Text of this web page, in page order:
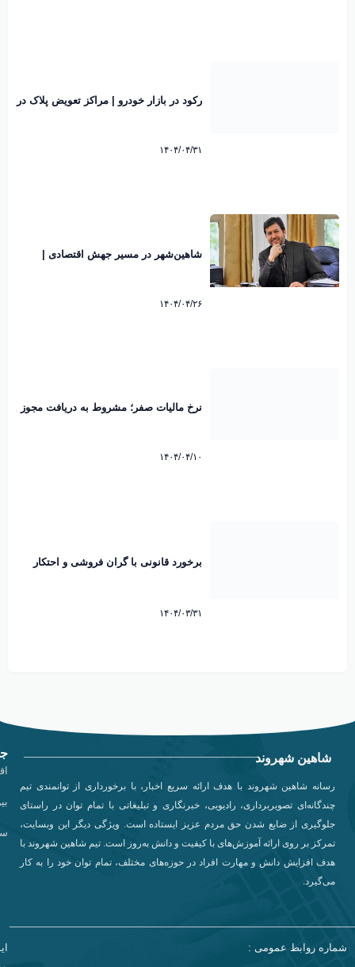
رکود در بازار خودرو | مراکز تعویض پلاک در
۱۴۰۴/۰۴/۳۱
شاهین‌شهر در مسیر جهش اقتصادی |
۱۴۰۴/۰۴/۲۶
نرخ مالیات صفر؛ مشروط به دریافت مجوز
۱۴۰۴/۰۴/۱۰
برخورد قانونی با گران‌ فروشی و احتکار
۱۴۰۴/۰۳/۳۱
شاهین شهروند
رسانه شاهین شهروند با هدف ارائه سریع اخبار، با برخورداری از توانمندی تیم
چندگانه‌ای تصویربرداری، رادیویی، خبرنگاری و تبلیغاتی با تمام توان در راستای
جلوگیری از ضایع شدن حق مردم عزیز ایستاده است. ویژگی دیگر این وبسایت،
تمرکز بر روی ارائه آموزش‌های با کیفیت و دانش به‌روز است. تیم شاهین شهروند با
هدف افزایش دانش و مهارت افراد در حوزه‌های مختلف، تمام توان خود را به کار
می‌گیرد.
شماره روابط عمومی :